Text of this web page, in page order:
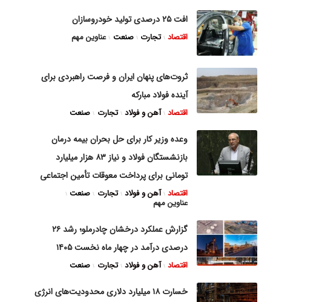
افت ۲۵ درصدی تولید خودروسازان
اقتصاد تجارت صنعت عناوین مهم
ثروت‌های پنهان ایران و فرصت راهبردی برای
آینده فولاد مبارکه
اقتصاد آهن و فولاد تجارت صنعت
وعده وزیر کار برای حل بحران بیمه درمان
بازنشستگان فولاد و نیاز ۸۳ هزار میلیارد
تومانی برای پرداخت معوقات تأمین اجتماعی
اقتصاد آهن و فولاد تجارت صنعت
عناوین مهم
گزارش عملکرد درخشان چادرملو؛ رشد ۲۶
درصدی درآمد در چهار ماه نخست ۱۴۰۵
اقتصاد آهن و فولاد تجارت صنعت
خسارت ۱۸ میلیارد دلاری محدودیت‌های انرژی